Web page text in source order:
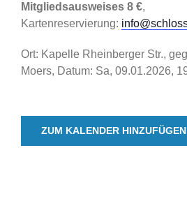
Mitgliedsausweises 8 €,
Kartenreservierung:
Ort: Kapelle Rheinberger Str.,
Moers, Datum: Sa, 09.01.2026,
ZUM KALENDER HINZUFÜGEN